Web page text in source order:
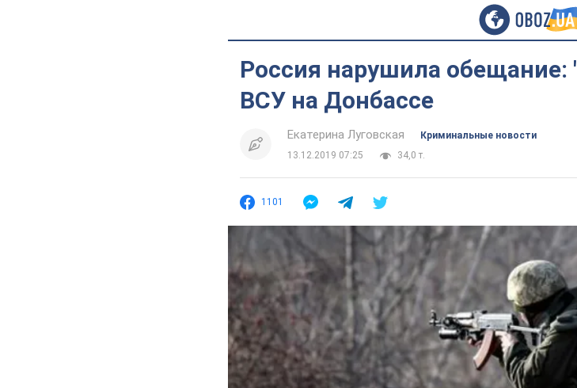
Россия нарушила
ВСУ на Донбассе
Екатерина Луговская
Криминальные новости
13.12.2019 07:25
34,0 т.
1101